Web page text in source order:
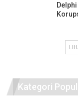
Kategori